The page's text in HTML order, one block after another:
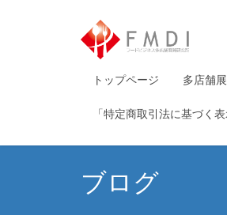
トップページ 多店舗
「特定商取引法に基づく表
ブログ